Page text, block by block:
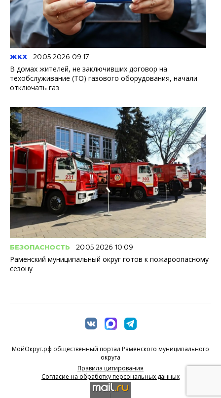
ЖКХ 20.05.2026 09:17
В домах жителей, не заключивших договор на
техобслуживание (ТО) газового оборудования, начали
отключать газ
БЕЗОПАСНОСТЬ 20.05.2026 10:09
Раменский муниципальный округ готов к пожароопасному
сезону
МойОкруг.рф общественный портал Раменского муниципального
округа
Правила цитирования
Согласие на обработку персональных данных